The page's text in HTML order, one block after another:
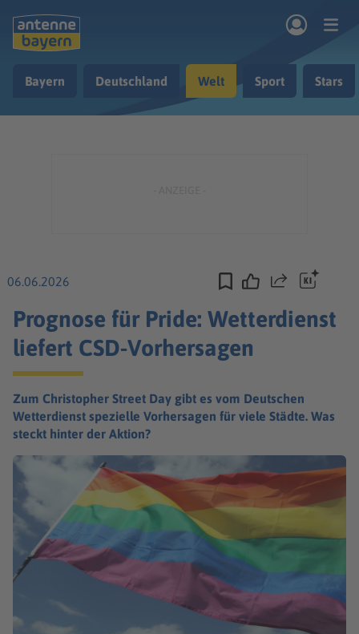
Nachrichten
Bayern Deutschland Welt Sport Stars
06.06.2026 Teilen
Prognose für Pride: Wetterdienst
liefert CSD-Vorhersagen
Zum Christopher Street Day gibt es vom Deutschen
Wetterdienst spezielle Vorhersagen für viele Städte. Was
steckt hinter der Aktion?